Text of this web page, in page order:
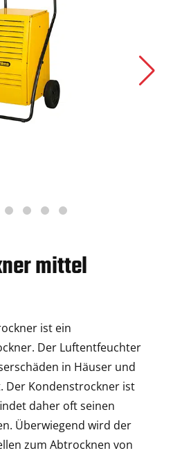
mittel
ist ein
Der Luftentfeuchter
in Häuser und
Der Kondenstrockner ist
daher oft seinen
Überwiegend wird der
zum Abtrocknen von